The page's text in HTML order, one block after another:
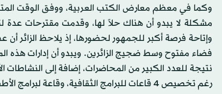
وكما في معظم معارض الكتب العربية، ووفق الوقت
مشكلة لا يبدو أن هناك حلاً لها، وقدمت مقترحات عدة
وإتاحة فرصة أكبر للجمهور لحضورها، إذ يلاحظ الزائر
فضاء مفتوح وسط ضجيج الزائرين. ويبدو أن إدارات هذه
نتيجة للعدد الكبير من المحاضرات، إضافة إلى النشاطات
رغم تخصيص 4 قاعات للبرامج الثقافية، وقاعة لبرامج الأطفال، والإذاعات الرسمية والخاصة.